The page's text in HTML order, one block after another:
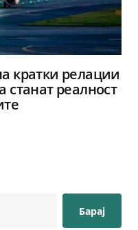
кратки релации
реалност
Барај